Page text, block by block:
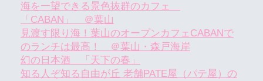
海を一望できる景色抜群のカフェ
「CABAN」 ＠葉山
見渡す限り海！葉山のオープンカフェCABANで
のランチは最高！ ＠葉山・森戸海岸
幻の日本酒 「天下の春」
知る人ぞ知る自由が丘 老舗PATE屋（パテ屋）の